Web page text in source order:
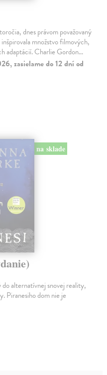
dnes právom považovaný
množstvo filmových,
adaptácií. Charlie Gordon…
zasielame do 12 dní od
na sklade
alternatívnej snovej reality,
Piranesiho dom nie je